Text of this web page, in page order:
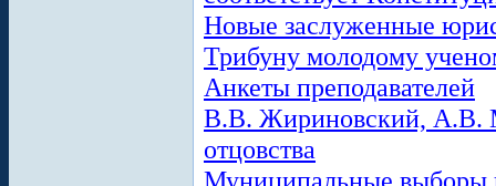
Новые заслуженные
Трибуну молодому
Анкеты преподавателей
В.В. Жириновский, А.В.
отцовства
Муниципальные выборы